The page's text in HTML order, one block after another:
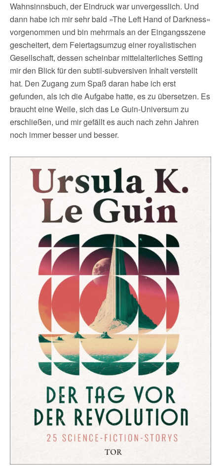
Wahnsinnsbuch, der Eindruck war unvergesslich. Und
dann habe ich mir sehr bald »The Left Hand of Darkness«
vorgenommen und bin mehrmals an der Eingangsszene
gescheitert, dem Feiertagsumzug einer royalistischen
Gesellschaft, dessen scheinbar mittelalterliches Setting
mir den Blick für den subtil-subversiven Inhalt verstellt
hat. Den Zugang zum Spaß daran habe ich erst
gefunden, als ich die Aufgabe hatte, es zu übersetzen. Es
braucht eine Weile, sich das Le Guin-Universum zu
erschließen, und mir gefällt es auch nach zehn Jahren
noch immer besser und besser.